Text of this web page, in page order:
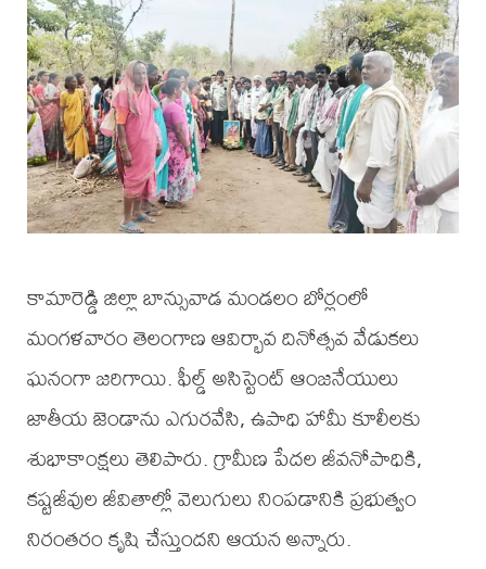
కామారెడ్డి జిల్లా బాన్సువాడ మండలం బోర్లంలో
మంగళవారం తెలంగాణ ఆవిర్భావ దినోత్సవ వేడుకలు
ఘనంగా జరిగాయి. ఫీల్డ్ అసిస్టెంట్ ఆంజనేయులు
జాతీయ జెండాను ఎగురవేసి, ఉపాధి హామీ కూలీలకు
శుభాకాంక్షలు తెలిపారు. గ్రామీణ పేదల జీవనోపాధికి,
కష్టజీవుల జీవితాల్లో వెలుగులు నింపడానికి ప్రభుత్వం
నిరంతరం కృషి చేస్తుందని ఆయన అన్నారు.